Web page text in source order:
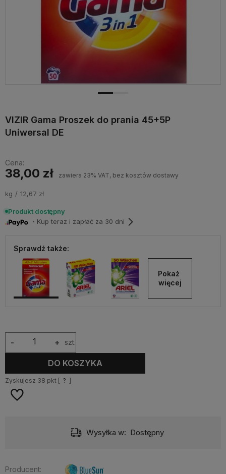
VIZIR Gama Proszek do prania 45+5P
Uniwersal DE
Cena:
38,00 zł zawiera 23% VAT, bez kosztów dostawy
kg 12,67 zł
Produkt dostępny
・Kup teraz i zapłać za 30 dni
Sprawdź także:
Pokaż
więcej
+
- szt.
DO KOSZYKA
Zyskujesz 38 pkt [ ? ]
Wysyłka w: Dostępny
Producent: